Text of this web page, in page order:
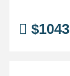
$1043